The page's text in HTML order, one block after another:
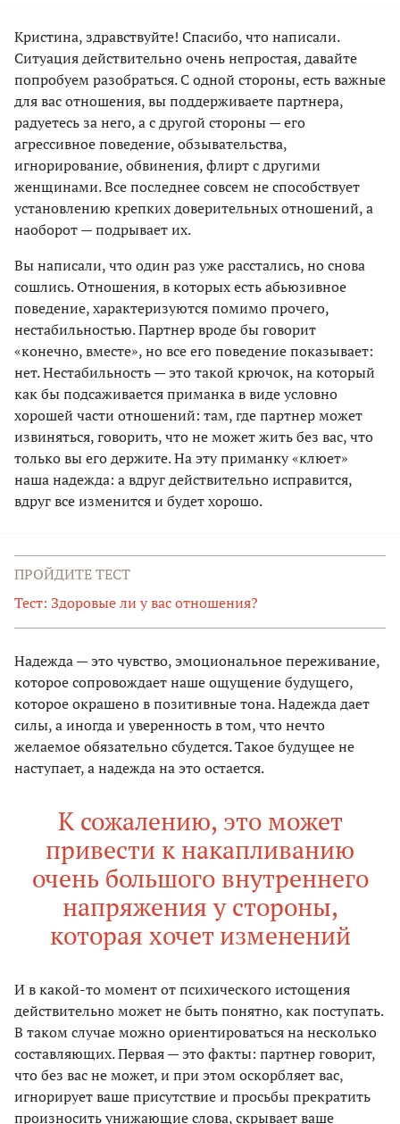
Кристина, здравствуйте! Спасибо, что написали.
Ситуация действительно очень непростая, давайте
попробуем разобраться. С одной стороны, есть важные
для вас отношения, вы поддерживаете партнера,
радуетесь за него, а с другой стороны — его
агрессивное поведение, обзывательства,
игнорирование, обвинения, флирт с другими
женщинами. Все последнее совсем не способствует
установлению крепких доверительных отношений, а
наоборот — подрывает их.
Вы написали, что один раз уже расстались, но снова
сошлись. Отношения, в которых есть абьюзивное
поведение, характеризуются помимо прочего,
нестабильностью. Партнер вроде бы говорит
«конечно, вместе», но все его поведение показывает:
нет. Нестабильность — это такой крючок, на который
как бы подсаживается приманка в виде условно
хорошей части отношений: там, где партнер может
извиняться, говорить, что не может жить без вас, что
только вы его держите. На эту приманку «клюет»
наша надежда: а вдруг действительно исправится,
вдруг все изменится и будет хорошо.
ПРОЙДИТЕ ТЕСТ
Тест: Здоровые ли у вас отношения?
Надежда — это чувство, эмоциональное переживание,
которое сопровождает наше ощущение будущего,
которое окрашено в позитивные тона. Надежда дает
силы, а иногда и уверенность в том, что нечто
желаемое обязательно сбудется. Такое будущее не
наступает, а надежда на это остается.
К сожалению, это может
привести к накапливанию
очень большого внутреннего
напряжения у стороны,
которая хочет изменений
И в какой-то момент от психического истощения
действительно может не быть понятно, как поступать.
В таком случае можно ориентироваться на несколько
составляющих. Первая — это факты: партнер говорит,
что без вас не может, и при этом оскорбляет вас,
игнорирует ваше присутствие и просьбы прекратить
произносить унижающие слова, скрывает ваше